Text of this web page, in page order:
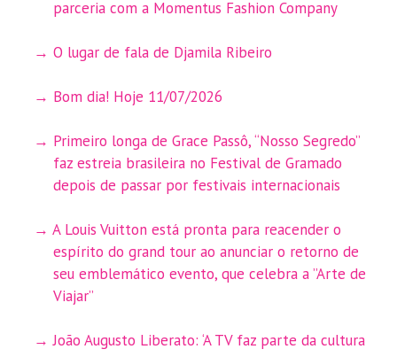
parceria com a Momentus Fashion Company
O lugar de fala de Djamila Ribeiro
Bom dia! Hoje 11/07/2026
Primeiro longa de Grace Passô, “Nosso Segredo”
faz estreia brasileira no Festival de Gramado
depois de passar por festivais internacionais
A Louis Vuitton está pronta para reacender o
espírito do grand tour ao anunciar o retorno de
seu emblemático evento, que celebra a ”Arte de
Viajar”
João Augusto Liberato: ‘A TV faz parte da cultura